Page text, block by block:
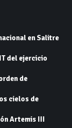
en Salitre
del ejercicio
de
cielos de
Artemis III